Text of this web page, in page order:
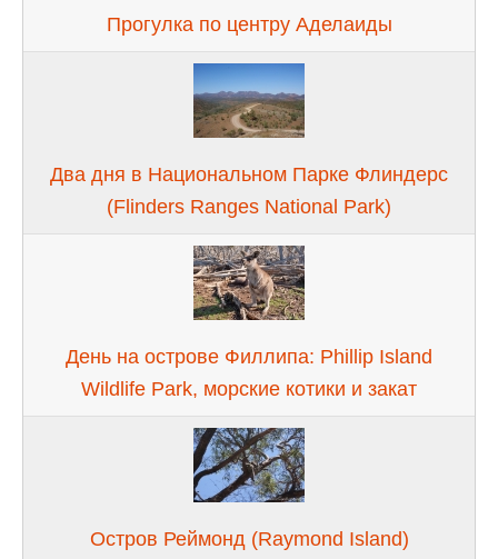
Прогулка по центру Аделаиды
Два дня в Национальном Парке Флиндерс
(Flinders Ranges National Park)
День на острове Филлипа: Phillip Island
Wildlife Park, морские котики и закат
Остров Реймонд (Raymond Island)